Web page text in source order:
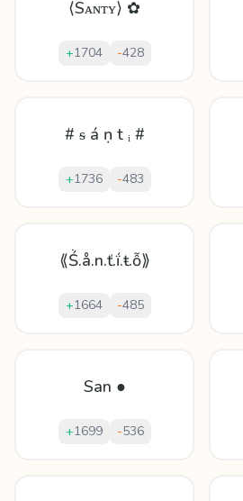
⟨Sᴀɴᴛʏ⟩ ✿
+1704 -428
# ᵴ á ṇ t ᵢ #
+1736 -483
⟪Ṥ.å.n.ť.ḯ.ŧ.ỗ⟫
+1664 -485
San ●
+1699 -536